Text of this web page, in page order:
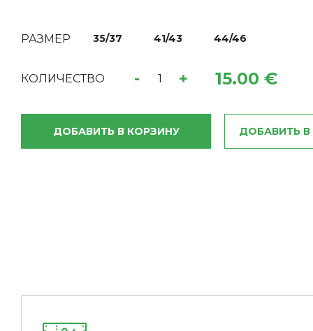
РАЗМЕР 35/37 41/43 44/46
КОЛИЧЕСТВО - + 15.00 €
ДОБАВИТЬ В КОРЗИНУ ДОБАВИТЬ